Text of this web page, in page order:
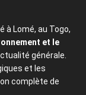
à Lomé, au Togo,
et le
générale.
et les
complète de